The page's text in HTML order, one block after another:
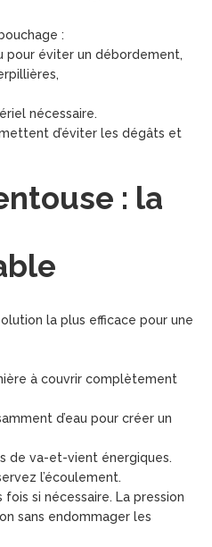
:
pour éviter un débordement,
nécessaire.
d’éviter les dégâts et
: la
la plus efficace pour une
à couvrir complètement
d’eau pour créer un
de va-et-vient énergiques.
l’écoulement.
si nécessaire. La pression
sans endommager les